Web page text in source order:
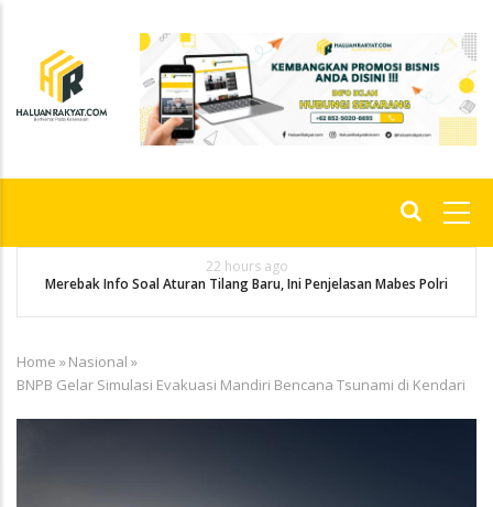
content
22 hours ago
Merebak Info Soal Aturan Tilang Baru, Ini Penjelasan Mabes Polri
Breadcrumb
Home »Nasional »
BNPB Gelar Simulasi Evakuasi Mandiri Bencana Tsunami di Kendari